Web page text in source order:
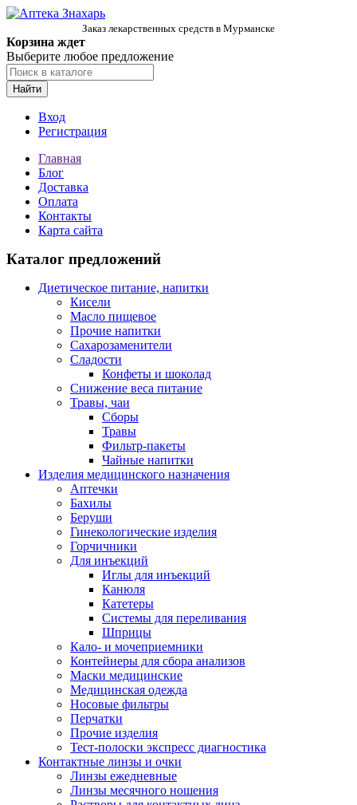
Заказ лекарственных средств в Мурманске
Корзина ждет
Выберите любое предложение
Найти
Вход
Регистрация
Главная
Блог
Доставка
Оплата
Контакты
Карта сайта
Каталог предложений
Диетическое питание, напитки
Кисели
Масло пищевое
Прочие напитки
Сахарозаменители
Сладости
Конфеты и шоколад
Снижение веса питание
Травы, чаи
Сборы
Травы
Фильтр-пакеты
Чайные напитки
Изделия медицинского назначения
Аптечки
Бахилы
Беруши
Гинекологические изделия
Горчичники
Для инъекций
Иглы для инъекций
Канюля
Катетеры
Системы для переливания
Шприцы
Кало- и мочеприемники
Контейнеры для сбора анализов
Маски медицинские
Медицинская одежда
Носовые фильтры
Перчатки
Прочие изделия
Тест-полоски экспресс диагностика
Контактные линзы и очки
Линзы ежедневные
Линзы месячного ношения